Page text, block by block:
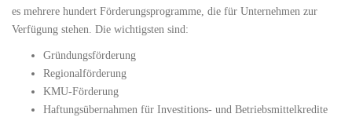
es mehrere hundert Förderungsprogramme, die für Unternehmen zur
Verfügung stehen. Die wichtigsten sind:
Gründungsförderung
Regionalförderung
KMU-Förderung
Haftungsübernahmen für Investitions- und Betriebsmittelkredite